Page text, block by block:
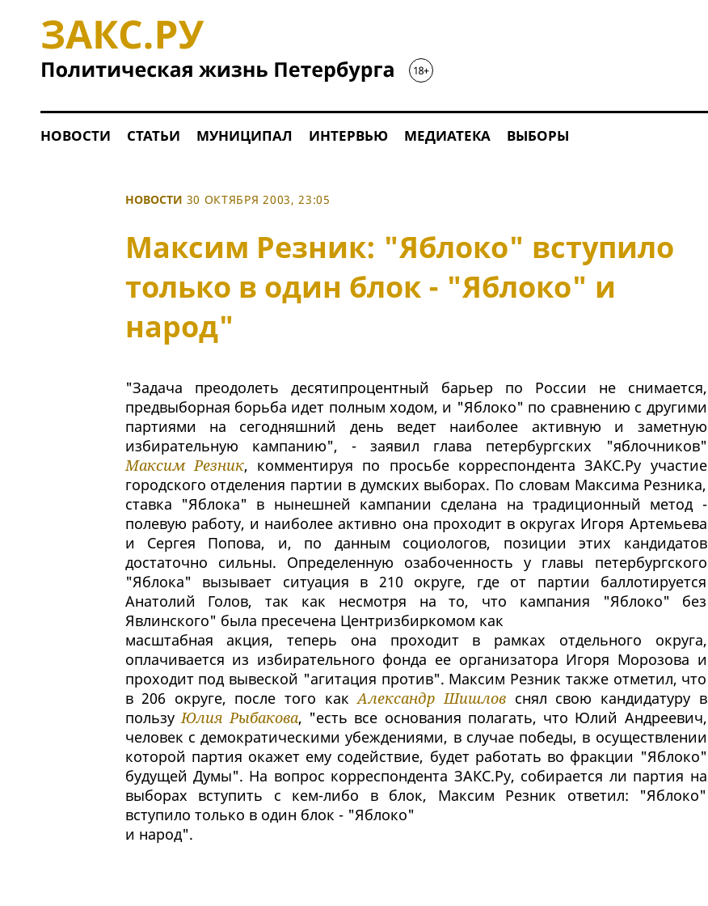
НОВОСТИ СТАТЬИ МУНИЦИПАЛ ИНТЕРВЬЮ МЕДИАТЕКА ВЫБОРЫ
НОВОСТИ 30 ОКТЯБРЯ 2003, 23:05
Максим Резник: "Яблоко" вступило
только в один блок - "Яблоко" и
народ"
"Задача преодолеть десятипроцентный барьер по России не снимается,
предвыборная борьба идет полным ходом, и "Яблоко" по сравнению с другими
партиями на сегодняшний день ведет наиболее активную и заметную
избирательную кампанию", - заявил глава петербургских "яблочников"
Максим Резник, комментируя по просьбе корреспондента ЗАКС.Ру участие
городского отделения партии в думских выборах. По словам Максима Резника,
ставка "Яблока" в нынешней кампании сделана на традиционный метод -
полевую работу, и наиболее активно она проходит в округах Игоря Артемьева
и Сергея Попова, и, по данным социологов, позиции этих кандидатов
достаточно сильны. Определенную озабоченность у главы петербургского
"Яблока" вызывает ситуация в 210 округе, где от партии баллотируется
Анатолий Голов, так как несмотря на то, что кампания "Яблоко" без
Явлинского" была пресечена Центризбиркомом как
масштабная акция, теперь она проходит в рамках отдельного округа,
оплачивается из избирательного фонда ее организатора Игоря Морозова и
проходит под вывеской "агитация против". Максим Резник также отметил, что
в 206 округе, после того какАлександр Шишловснял свою кандидатуру в
пользуЮлия Рыбакова, "есть все основания полагать, что Юлий Андреевич,
человек с демократическими убеждениями, в случае победы, в осуществлении
которой партия окажет ему содействие, будет работать во фракции "Яблоко"
будущей Думы". На вопрос корреспондента ЗАКС.Ру, собирается ли партия на
выборах вступить с кем-либо в блок, Максим Резник ответил: "Яблоко"
вступило только в один блок - "Яблоко"
и народ".